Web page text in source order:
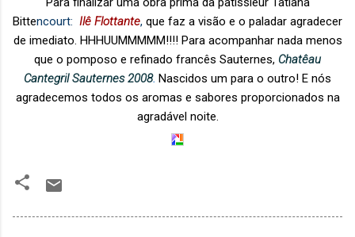
Bittencourt: Ilê Flottante, que faz a visão e o paladar agradecer
de imediato. HHHUUMMMMM!!!! Para acompanhar nada menos
que o pomposo e refinado francês Sauternes, Chatêau
Cantegril Sauternes 2008. Nascidos um para o outro! E nós
agradecemos todos os aromas e sabores proporcionados na
agradável noite.